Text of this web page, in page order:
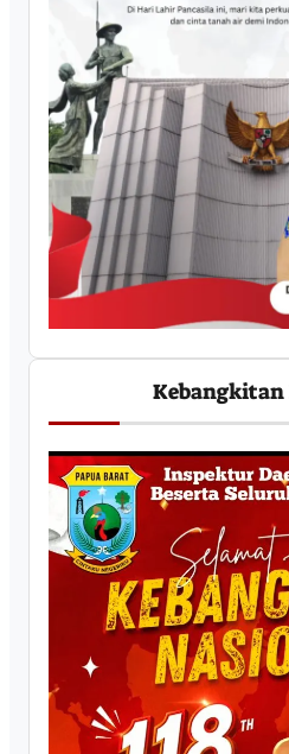
Kebangkitan